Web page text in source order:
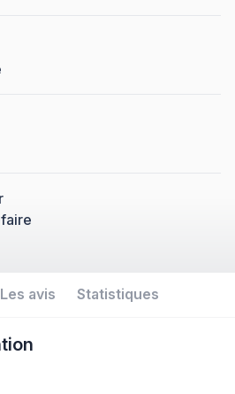
Les avis Statistiques